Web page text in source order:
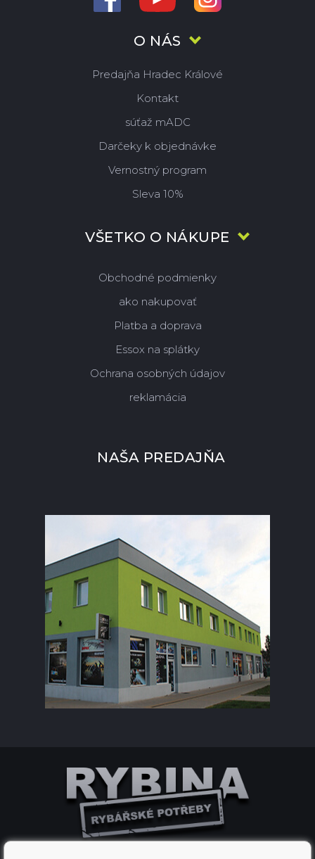
O NÁS
Predajňa Hradec Králové
Kontakt
súťaž mADC
Darčeky k objednávke
Vernostný program
Sleva 10%
VŠETKO O NÁKUPE
Obchodné podmienky
ako nakupovať
Platba a doprava
Essox na splátky
Ochrana osobných údajov
reklamácia
NAŠA PREDAJŇA